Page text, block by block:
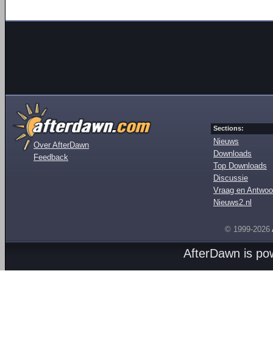
Over AfterDawn
Feedback
Sections:
Nieuws
Downloads
Top Downloads
Discussie
Vraag en
Nieuws2.nl
© 1999-2026
AfterDawn is